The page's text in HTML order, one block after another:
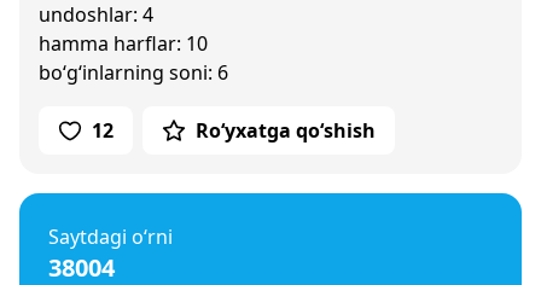
undoshlar: 4
hamma harflar: 10
bo‘g‘inlarning soni: 6
12 Ro‘yxatga qo‘shish
Saytdagi o‘rni
38004